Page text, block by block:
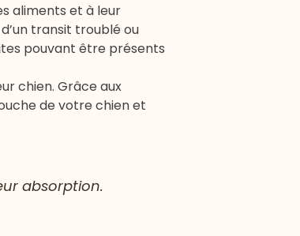
aliments et à leur
transit troublé ou
pouvant être présents
chien. Grâce aux
de votre chien et
absorption.